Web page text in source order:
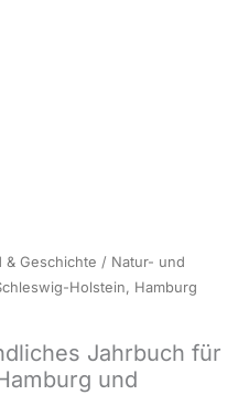
& Geschichte / Natur- und
Holstein, Hamburg
Jahrbuch für
und